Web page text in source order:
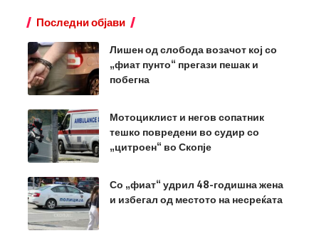
Последни објави
Лишен од слобода возачот кој со
„фиат пунто“ прегази пешак и
побегна
Мотоциклист и негов сопатник
тешко повредени во судир со
„цитроен“ во Скопје
Со „фиат“ удрил 48-годишна жена
и избегал од местото на несреќата